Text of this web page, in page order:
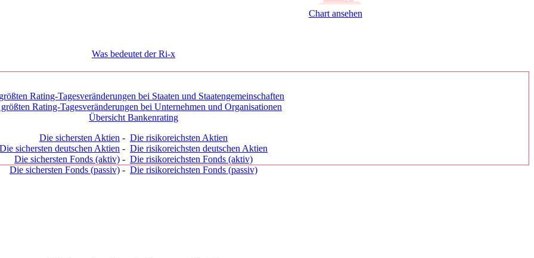
Chart ansehen
Was bedeutet der Ri-x
Rating-Tagesveränderungen bei Staaten und Staatengemeinschaften
Rating-Tagesveränderungen bei Unternehmen und Organisationen
Übersicht Bankenrating
Die sichersten Aktien - Die risikoreichsten Aktien
Die sichersten deutschen Aktien - Die risikoreichsten deutschen Aktien
Die sichersten Fonds (aktiv) - Die risikoreichsten Fonds (aktiv)
Die sichersten Fonds (passiv) - Die risikoreichsten Fonds (passiv)